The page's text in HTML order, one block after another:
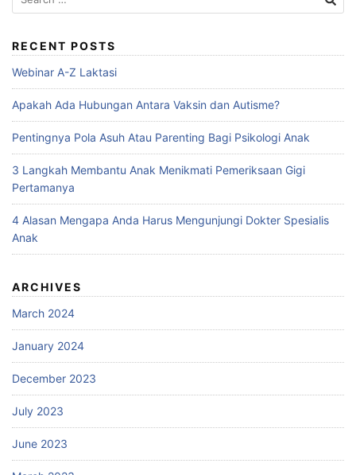
for:
RECENT POSTS
Webinar A-Z Laktasi
Apakah Ada Hubungan Antara Vaksin dan Autisme?
Pentingnya Pola Asuh Atau Parenting Bagi Psikologi Anak
3 Langkah Membantu Anak Menikmati Pemeriksaan Gigi
Pertamanya
4 Alasan Mengapa Anda Harus Mengunjungi Dokter Spesialis
Anak
ARCHIVES
March 2024
January 2024
December 2023
July 2023
June 2023